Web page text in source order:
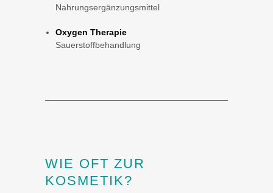
Nahrungsergänzungsmittel
Oxygen Therapie
Sauerstoffbehandlung
WIE OFT ZUR
KOSMETIK?